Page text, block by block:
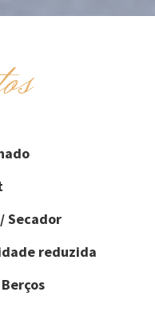
Secador
reduzida